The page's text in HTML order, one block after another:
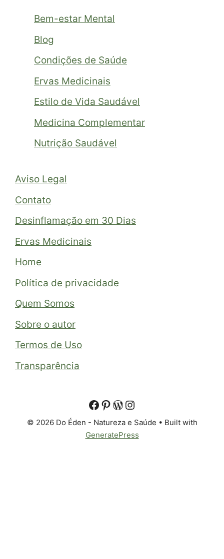
Bem-estar Mental
Blog
Condições de Saúde
Ervas Medicinais
Estilo de Vida Saudável
Medicina Complementar
Nutrição Saudável
Aviso Legal
Contato
Desinflamação em 30 Dias
Ervas Medicinais
Home
Política de privacidade
Quem Somos
Sobre o autor
Termos de Uso
Transparência
© 2026 Do Éden - Natureza e Saúde • Built with
GeneratePress